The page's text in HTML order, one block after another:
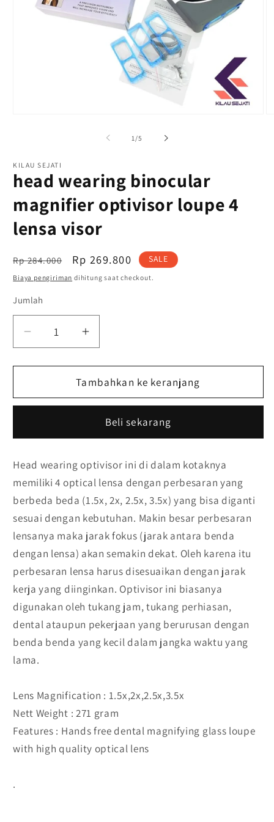
1 /dari
5
KILAU SEJATI
head wearing binocular
magnifier optivisor loupe 4
lensa visor
Harga
reguler
Rp 284.000
OFFER
PRICE
Rp 269.800 SALE
Biaya pengiriman dihitung saat checkout.
Jumlah
Kurangi
jumlah
untuk
wearing
optivisor
4
lensa
visor
Tambah
jumlah
untuk
head
wearing
magnifier
optivisor
4
lensa
visor
Tambahkan ke keranjang
Beli sekarang
Head wearing optivisor ini di dalam kotaknya
memiliki 4 optical lensa dengan perbesaran yang
berbeda beda (1.5x, 2x, 2.5x, 3.5x) yang bisa diganti
sesuai dengan kebutuhan. Makin besar perbesaran
lensanya maka jarak fokus (jarak antara benda
dengan lensa) akan semakin dekat. Oleh karena itu
perbesaran lensa harus disesuaikan dengan jarak
kerja yang diinginkan. Optivisor ini biasanya
digunakan oleh tukang jam, tukang perhiasan,
dental ataupun pekerjaan yang berurusan dengan
benda benda yang kecil dalam jangka waktu yang
lama.
Lens Magnification : 1.5x,2x,2.5x,3.5x
Nett Weight : 271 gram
Features : Hands free dental magnifying glass loupe
with high quality optical lens
.